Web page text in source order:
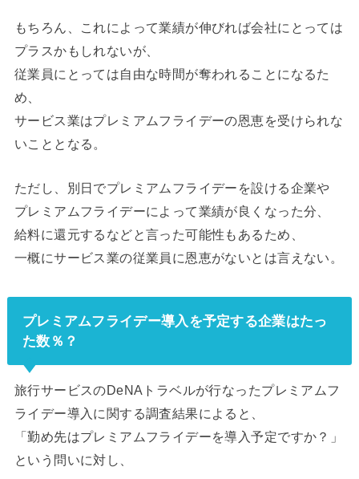
もちろん、これによって業績が伸びれば会社にとっては
プラスかもしれないが、
従業員にとっては自由な時間が奪われることになるた
め、
サービス業はプレミアムフライデーの恩恵を受けられな
いこととなる。
ただし、別日でプレミアムフライデーを設ける企業や
プレミアムフライデーによって業績が良くなった分、
給料に還元するなどと言った可能性もあるため、
一概にサービス業の従業員に恩恵がないとは言えない。
プレミアムフライデー導入を予定する企業はたっ
た数％？
旅行サービスのDeNAトラベルが行なったプレミアムフ
ライデー導入に関する調査結果によると、
「勤め先はプレミアムフライデーを導入予定ですか？」
という問いに対し、